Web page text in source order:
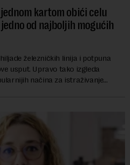
kartom obići celu
od najboljih mogućih
železničkih linija i potpuna
usput. Upravo tako izgleda
načina za istraživanje